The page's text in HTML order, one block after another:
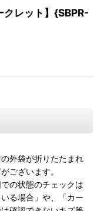
クレット】{SBPR-
外袋が折りたたまれ
ございます。
の状態のチェックは
る場合」や、「カー